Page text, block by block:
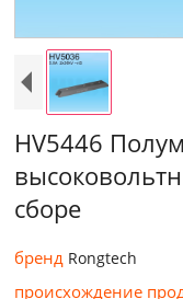
HV5446
сборе
бренд Rongtech
происхождение